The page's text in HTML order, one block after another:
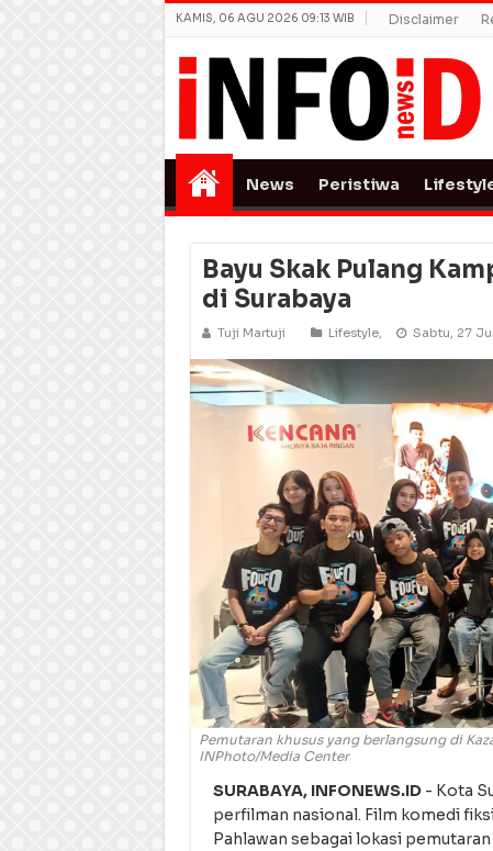
KAMIS, 06 AGU 2026 09:13 WIB Disclaimer
News Peristiwa
Bayu Skak Pulang
di Surabaya
Tuji Martuji Lifestyle, Sabtu, 27
Pemutaran khusus yang berlangsung di
INPhoto/Media Center
SURABAYA, INFONEWS.ID- Kota
perfilman nasional. Film komedi
Pahlawan sebagai lokasi